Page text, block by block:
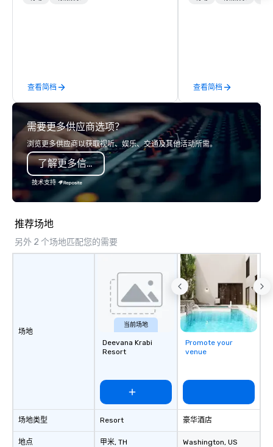
查看简档
offsites. Whether
think like a Silicon
explore the mindsets
world's fastest-
or walk away with a
innovation playbook,
Fully customizable by
查看简档
需要更多供应商选项？
浏览更多供应商以获取视听、娱乐、交通及其他活动所需。
了解更多信息
技术支持
推荐场地
另外 2 个场地匹配您的需要
场地
场地类型
地点
当前场地
Deevana Krabi
Resort
Resort
甲米, TH
Promote your
venue
豪华酒店
Washington, US